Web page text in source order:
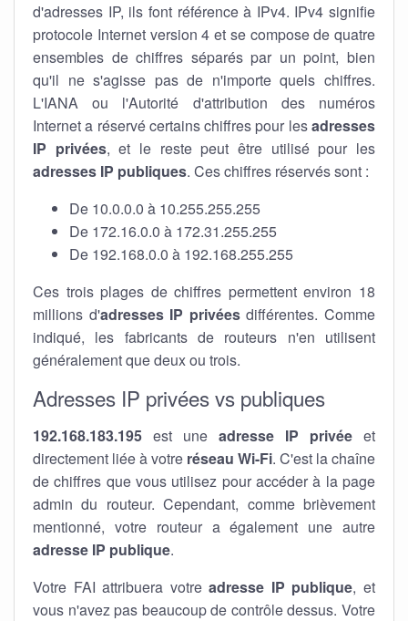
d'adresses IP, ils font référence à IPv4. IPv4 signifie
protocole Internet version 4 et se compose de quatre
ensembles de chiffres séparés par un point, bien
qu'il ne s'agisse pas de n'importe quels chiffres.
L'IANA ou l'Autorité d'attribution des numéros
Internet a réservé certains chiffres pour lesadresses
IP privées, et le reste peut être utilisé pour les
adresses IP publiques. Ces chiffres réservés sont :
De 10.0.0.0 à 10.255.255.255
De 172.16.0.0 à 172.31.255.255
De 192.168.0.0 à 192.168.255.255
Ces trois plages de chiffres permettent environ 18
millions d'adresses IP privéesdifférentes. Comme
indiqué, les fabricants de routeurs n'en utilisent
généralement que deux ou trois.
Adresses IP privées vs publiques
192.168.183.195 est une adresse IP privée et
directement liée à votre réseau Wi-Fi. C'est la chaîne
de chiffres que vous utilisez pour accéder à la page
admin du routeur. Cependant, comme brièvement
mentionné, votre routeur a également une autre
adresse IP publique.
Votre FAI attribuera votreadresse IP publique, et
vous n'avez pas beaucoup de contrôle dessus. Votre